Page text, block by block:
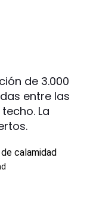
de 3.000
entre las
La